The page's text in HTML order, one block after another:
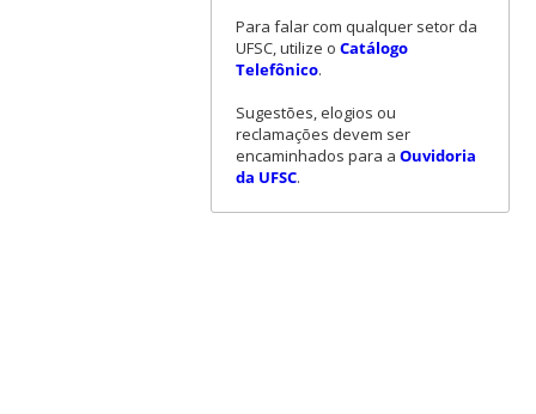
Para falar com qualquer setor da
UFSC, utilize o Catálogo
Telefônico.
Sugestões, elogios ou
reclamações devem ser
encaminhados para a Ouvidoria
da UFSC.